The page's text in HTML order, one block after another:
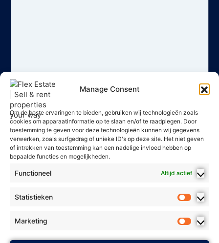
Manage Consent
Om de beste ervaringen te bieden, gebruiken wij technologieën zoals
cookies om apparaatinformatie op te slaan en/of te raadplegen. Door
toestemming te geven voor deze technologieën kunnen wij gegevens
verwerken, zoals surfgedrag of unieke ID's op deze site. Het niet geven
of intrekken van toestemming kan een nadelige invloed hebben op
bepaalde functies en mogelijkheden.
Functioneel Altijd actief
Statistieken
Marketing